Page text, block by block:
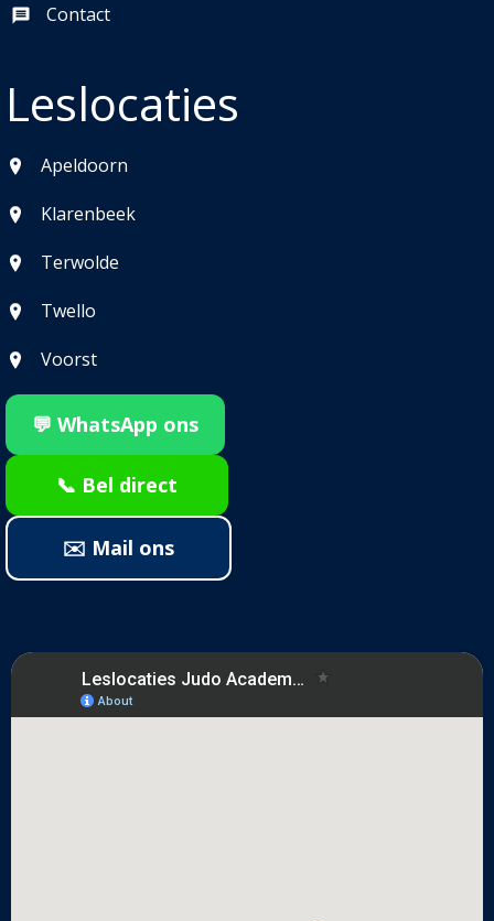
Contact
Leslocaties
Apeldoorn
Klarenbeek
Terwolde
Twello
Voorst
💬 WhatsApp ons
📞 Bel direct
✉️ Mail ons